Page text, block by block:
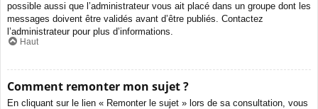
possible aussi que l’administrateur vous ait placé dans un groupe dont les
messages doivent être validés avant d’être publiés. Contactez
l’administrateur pour plus d’informations.
Haut
Comment remonter mon sujet ?
En cliquant sur le lien « Remonter le sujet » lors de sa consultation, vous